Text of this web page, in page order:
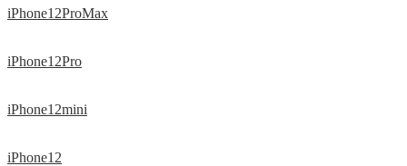
iPhone12ProMax
iPhone12Pro
iPhone12mini
iPhone12